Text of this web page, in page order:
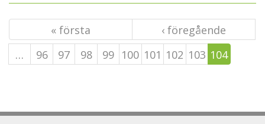
« första
‹ föregående
…
96 97 98 99 100 101 102 103 104